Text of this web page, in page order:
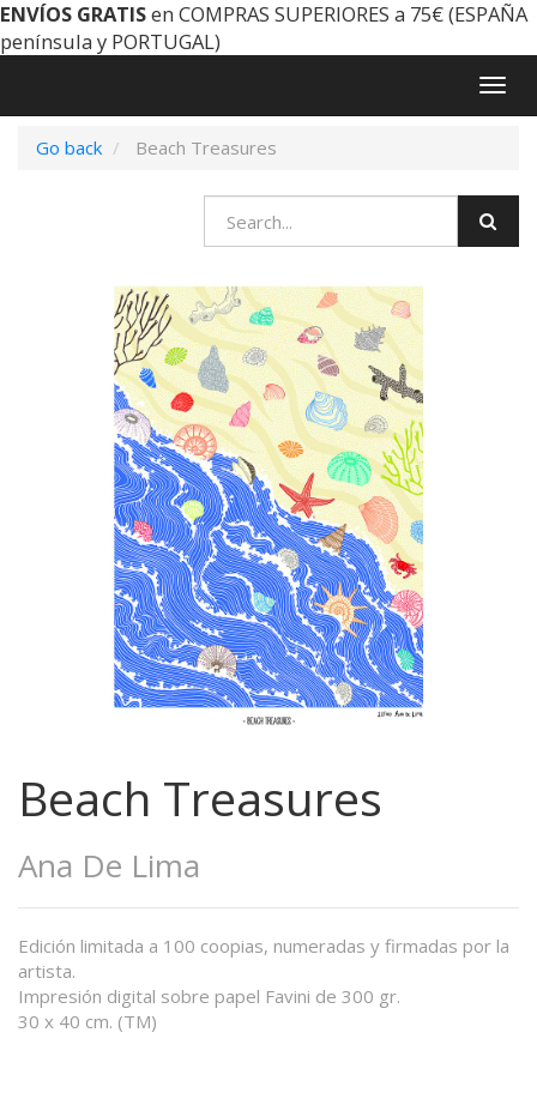
ENVÍOS GRATISen COMPRAS SUPERIORES a 75€ (ESPAÑA
península y PORTUGAL)
Go back
Beach Treasures
Beach Treasures
Ana De Lima
Edición limitada a 100 coopias, numeradas y firmadas por la
artista.
Impresión digital sobre papel Favini de 300 gr.
30 x 40 cm. (TM)